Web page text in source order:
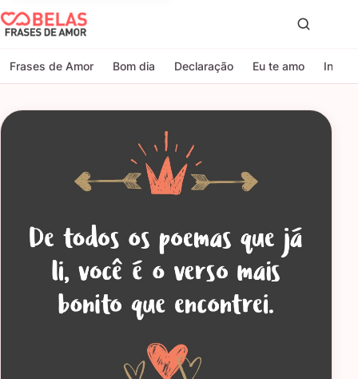
Belas Frases de Amor
Frases de Amor Bom dia Declaração Eu te amo